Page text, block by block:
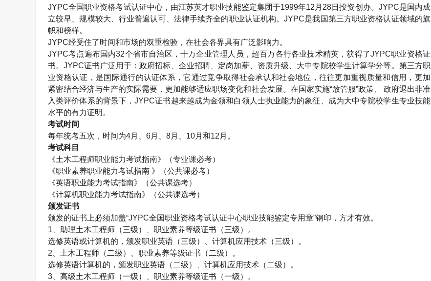
JYPC全国职业资格考试认证中心，由江苏英才职业技能鉴定集团于1999年12月28日投资创办。JYPC是国内成
立较早、规模较大、行业普遍认可、法律手续齐全的职业认证机构。JYPC是我国第三方职业资格认证领域的旗
帜和榜样。
JYPC经受住了时间和市场的双重检验，在社会各界具有广泛影响力。
JYPC考点遍布国内32个省市自治区，十万企业管理人员，超百万各行各业技术精英，获得了JYPC职业资格证
书。JYPC证书广泛用于：政府招标、企业招聘、定岗加薪、资质升级、大中专院校学生计算学分等。第三方职
业资格认证，是国际通行的认证体系，它通过竞争取得社会承认和社会地位，往往更加重视质量和信用，更加
紧密结合经济与生产的实际需要，更加能够适应职场变化和社会发展。在国家实施“放管服”政策、 政府退出非准
入类评价体系的背景下，JYPC证书越来越成为金领和白领人士执业能力的象征、成为大中专院校学生专业技能
水平的有力证明。
考试时间
每年统考五次，时间为4月、6月、8月、10月和12月。
考试科目
《土木工程师职业能力考试指南》（专业课必考）
《职业素养职业能力考试指南 》（公共课必考）
《英语职业能力考试指南》（公共课选考）
《计算机职业能力考试指南》（公共课选考）
颁发证书
颁发的证书上必须加盖“JYPC全国职业资格考试认证中心职业技能鉴定专用章”钢印，方才有效。
1、助理土木工程师 （三级）、职业素养等级证书（三级）。
选修英语或计算机的，颁发职业英语（三级）、计算机应用技术（三级）。
2、 土木工程师 （二级）、职业素养等级证书（二级）。
选修英语计算机的，颁发职业英语（二级）、计算机应用技术（二级）。
3、高级土木工程师 （一级）、职业素养等级证书（一级）。